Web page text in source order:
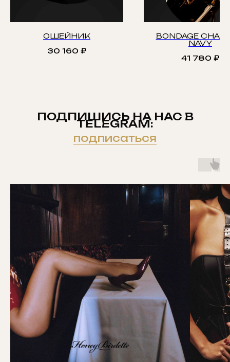
ОШЕЙНИК
30 160 ₽
BONDAGE
NAVY
41 780 ₽
ПОДПИШИСЬ НА НАС В
TELEGRAM:
подписаться